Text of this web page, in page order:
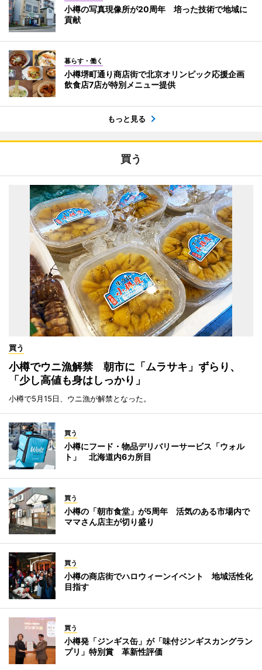
小樽の写真現像所が20周年 培った技術で地域に
貢献
暮らす・働く
小樽堺町通り商店街で北京オリンピック応援企画
飲食店7店が特別メニュー提供
もっと見る
買う
買う
小樽でウニ漁解禁 朝市に「ムラサキ」ずらり、
「少し高値も身はしっかり」
小樽で5月15日、ウニ漁が解禁となった。
買う
小樽にフード・物品デリバリーサービス「ウォル
ト」 北海道内6カ所目
買う
小樽の「朝市食堂」が5周年 活気のある市場内で
ママさん店主が切り盛り
買う
小樽の商店街でハロウィーンイベント 地域活性化
目指す
買う
小樽発「ジンギス缶」が「味付ジンギスカングラン
プリ」特別賞 革新性評価